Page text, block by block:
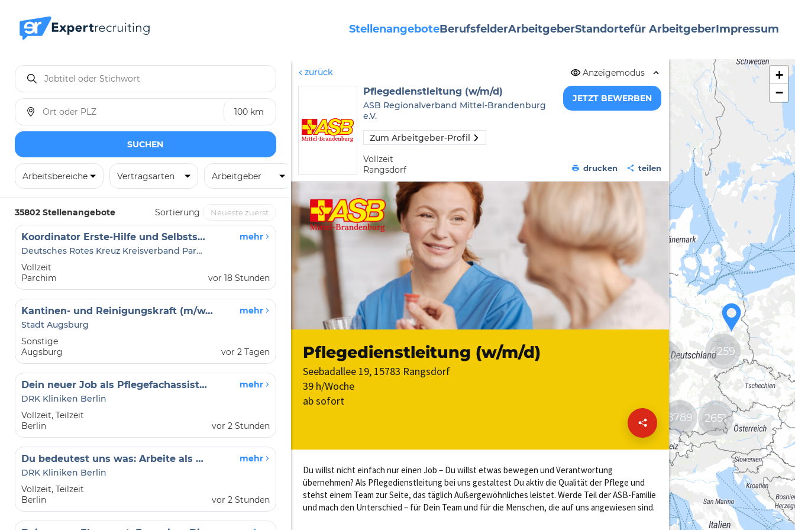
StellenangeboteBerufsfelderArbeitgeberStandortefür ArbeitgeberImpressum
SUCHEN
Arbeitsbereiche Vertragsarten Arbeitgeber
35802 Stellenangebote Sortierung
Koordinator Erste-Hilfe und Selbstschutzkompetenz
Deutsches Rotes Kreuz Kreisverband Parchim e.V.
Vollzeit
Parchim
mehr
vor 18 Stunden
Kantinen- und Reinigungskraft (m/w/d) befristet als Krankheitsvertretung
Stadt Augsburg
Sonstige
Augsburg
mehr
vor 2 Tagen
Dein neuer Job als Pflegefachassistent*Pflegefachassistentin im Kunstkrankenhaus
DRK Kliniken Berlin
Vollzeit, Teilzeit
Berlin
mehr
vor 2 Stunden
Du bedeutest uns was: Arbeite als Pflegefachkraft / Pflegefachfrau*mann in den DRK Kliniken Berlin Köpenick
DRK Kliniken Berlin
Vollzeit, Teilzeit
Berlin
mehr
vor 2 Stunden
zurück Anzeigemodus
Pflegedienstleitung (w/m/d)
ASB Regionalverband Mittel-Brandenburg
e.V.
Zum Arbeitgeber-Profil
Vollzeit
Rangsdorf
JETZT BEWERBEN
drucken teilen
19636
8789
4259
2651
2
+
−